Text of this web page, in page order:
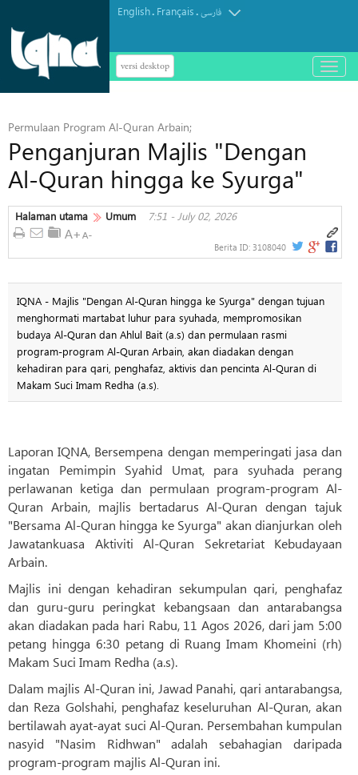
English. Français.فارسی
versi desktop
باز
و
Permulaan Program Al-Quran Arbain;
Penganjuran Majlis "Dengan
Al-Quran hingga ke Syurga"
Halaman utama Umum 7:51 - July 02, 2026
Berita ID: 3108040
IQNA - Majlis "Dengan Al-Quran hingga ke Syurga" dengan tujuan
menghormati martabat luhur para syuhada, mempromosikan
budaya Al-Quran dan Ahlul Bait (a.s) dan permulaan rasmi
program-program Al-Quran Arbain, akan diadakan dengan
kehadiran para qari, penghafaz, aktivis dan pencinta Al-Quran di
Makam Suci Imam Redha (a.s).
Laporan IQNA, Bersempena dengan memperingati jasa dan
ingatan Pemimpin Syahid Umat, para syuhada perang
perlawanan ketiga dan permulaan program-program Al-
Quran Arbain, majlis bertadarus Al-Quran dengan tajuk
"Bersama Al-Quran hingga ke Syurga" akan dianjurkan oleh
Jawatankuasa Aktiviti Al-Quran Sekretariat Kebudayaan
Arbain.
Majlis ini dengan kehadiran sekumpulan qari, penghafaz
dan guru-guru peringkat kebangsaan dan antarabangsa
akan diadakan pada hari Rabu, 11 Agos 2026, dari jam 5:00
petang hingga 6:30 petang di Ruang Imam Khomeini (rh)
Makam Suci Imam Redha (a.s).
Dalam majlis Al-Quran ini, Jawad Panahi, qari antarabangsa,
dan Reza Golshahi, penghafaz keseluruhan Al-Quran, akan
bertilawah ayat-ayat suci Al-Quran. Persembahan kumpulan
nasyid "Nasim Ridhwan" adalah sebahagian daripada
program-program majlis Al-Quran ini.